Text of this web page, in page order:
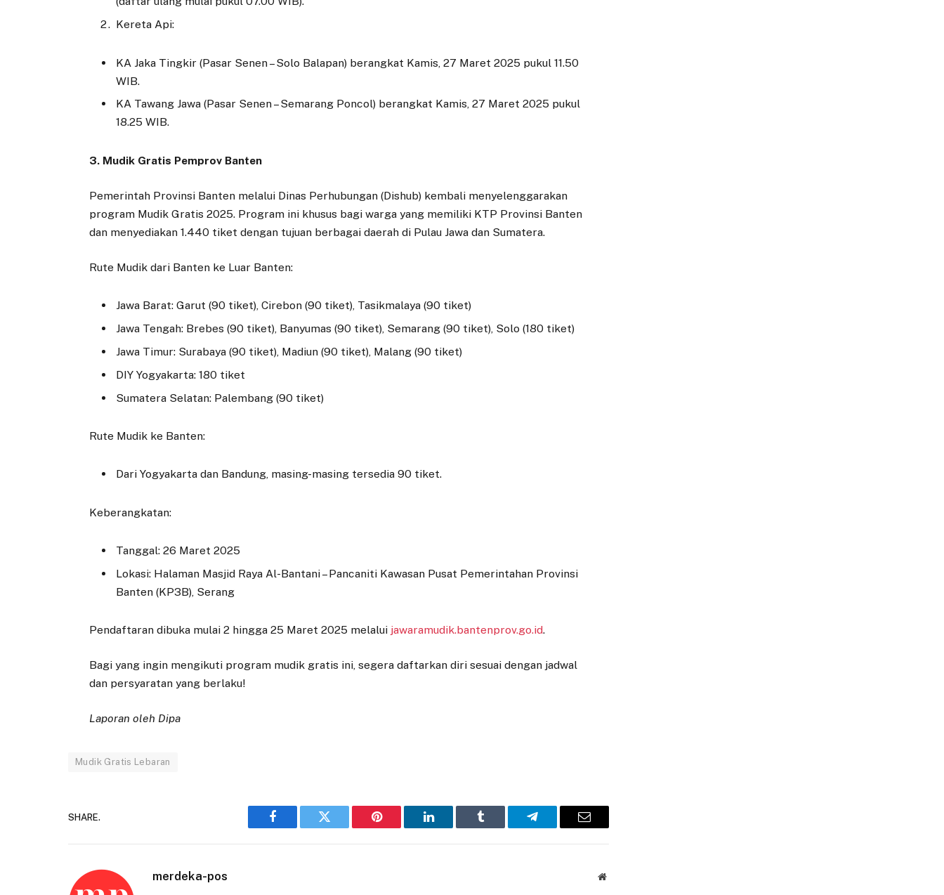
Kereta Api:
KA Jaka Tingkir (Pasar Senen – Solo Balapan) berangkat Kamis, 27 Maret 2025 pukul 11.50
WIB.
KA Tawang Jawa (Pasar Senen – Semarang Poncol) berangkat Kamis, 27 Maret 2025 pukul
18.25 WIB.
3. Mudik Gratis Pemprov Banten
Pemerintah Provinsi Banten melalui Dinas Perhubungan (Dishub) kembali menyelenggarakan
program Mudik Gratis 2025. Program ini khusus bagi warga yang memiliki KTP Provinsi Banten
dan menyediakan 1.440 tiket dengan tujuan berbagai daerah di Pulau Jawa dan Sumatera.
Rute Mudik dari Banten ke Luar Banten:
Jawa Barat: Garut (90 tiket), Cirebon (90 tiket), Tasikmalaya (90 tiket)
Jawa Tengah: Brebes (90 tiket), Banyumas (90 tiket), Semarang (90 tiket), Solo (180 tiket)
Jawa Timur: Surabaya (90 tiket), Madiun (90 tiket), Malang (90 tiket)
DIY Yogyakarta: 180 tiket
Sumatera Selatan: Palembang (90 tiket)
Rute Mudik ke Banten:
Dari Yogyakarta dan Bandung, masing-masing tersedia 90 tiket.
Keberangkatan:
Tanggal: 26 Maret 2025
Lokasi: Halaman Masjid Raya Al-Bantani – Pancaniti Kawasan Pusat Pemerintahan Provinsi
Banten (KP3B), Serang
Pendaftaran dibuka mulai 2 hingga 25 Maret 2025 melalui jawaramudik.bantenprov.go.id.
Bagi yang ingin mengikuti program mudik gratis ini, segera daftarkan diri sesuai dengan jadwal
dan persyaratan yang berlaku!
Laporan oleh Dipa
Mudik Gratis Lebaran
SHARE.
Facebook Twitter Pinterest LinkedIn Tumblr Telegram Email
merdeka-pos Website